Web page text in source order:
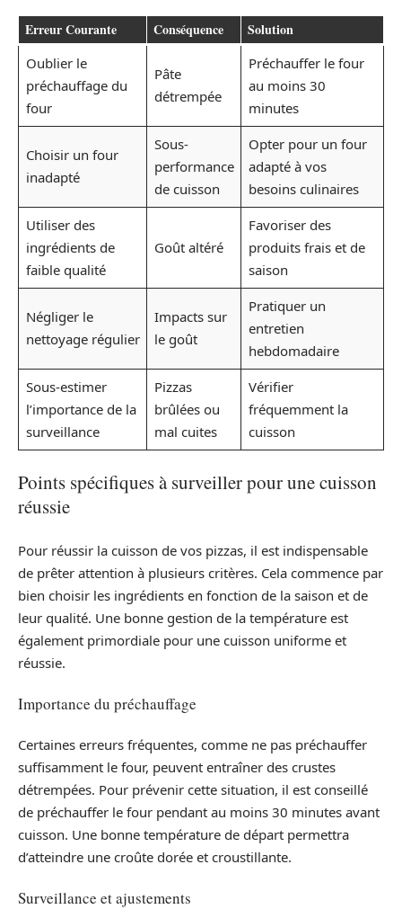
Erreur Courante Conséquence Solution
Oublier le
préchauffage du
four
Pâte
détrempée
Préchauffer le four
au moins 30
minutes
Choisir un four
inadapté
Sous-
performance
de cuisson
Opter pour un four
adapté à vos
besoins culinaires
Utiliser des
ingrédients de
faible qualité
Goût altéré
Favoriser des
produits frais et de
saison
Négliger le
nettoyage régulier
Impacts sur
le goût
Pratiquer un
entretien
hebdomadaire
Sous-estimer
l’importance de la
surveillance
Pizzas
brûlées ou
mal cuites
Vérifier
fréquemment la
cuisson
Points spécifiques à surveiller pour une cuisson
réussie
Pour réussir la cuisson de vos pizzas, il est indispensable
de prêter attention à plusieurs critères. Cela commence par
bien choisir les ingrédients en fonction de la saison et de
leur qualité. Une bonne gestion de la température est
également primordiale pour une cuisson uniforme et
réussie.
Importance du préchauffage
Certaines erreurs fréquentes, comme ne pas préchauffer
suffisamment le four, peuvent entraîner des crustes
détrempées. Pour prévenir cette situation, il est conseillé
de préchauffer le four pendant au moins 30 minutes avant
cuisson. Une bonne température de départ permettra
d’atteindre une croûte dorée et croustillante.
Surveillance et ajustements